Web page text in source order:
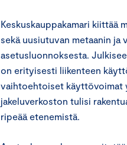
Keskuskauppakamari kiittää
sekä uusiutuvan metaanin
asetusluonnoksesta.
on erityisesti liikenteen
vaihtoehtoiset käyttövoimat
jakeluverkoston tulisi
ripeää etenemistä.